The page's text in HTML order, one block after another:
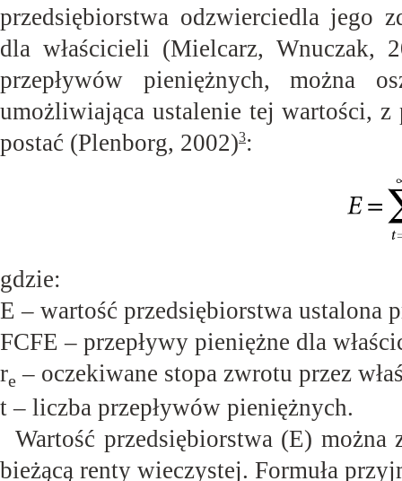
przedsiębiorstwa odzwierciedla jego
dla właścicieli (Mielcarz, Wnuczak,
przepływów pieniężnych, można
umożliwiająca ustalenie tej wartości, z
postać (Plenborg, 2002)3:
gdzie:
E – wartość przedsiębiorstwa ustalona
FCFE – przepływy pieniężne dla
re – oczekiwane stopa zwrotu przez
t – liczba przepływów pieniężnych.
Wartość przedsiębiorstwa (E) można
bieżącą renty wieczystej. Formuła